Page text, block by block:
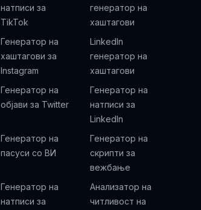
натписи за
TikTok
генератор на
хаштагови
Генератор на
хаштагови за
Instagram
LinkedIn
генератор на
хаштагови
Генератор на
објави за Twitter
Генератор на
натписи за
LinkedIn
Генератор на
пасуси со ВИ
Генератор на
скрипти за
вежбање
Генератор на
натписи за
Анализатор на
читливост на